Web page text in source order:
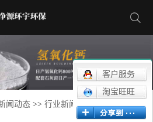
闻动态 >>行业新闻
客户服务
淘宝旺旺